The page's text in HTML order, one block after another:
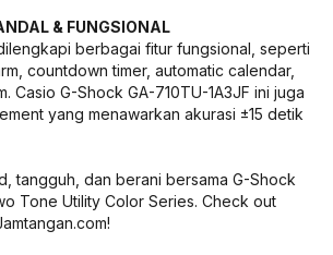
& FUNGSIONAL
berbagai fitur fungsional, seperti
countdown timer, automatic calendar,
Casio G-Shock GA-710TU-1A3JF ini juga
yang menawarkan akurasi ±15 detik
tangguh, dan berani bersama G-Shock
Tone Utility Color Series. Check out